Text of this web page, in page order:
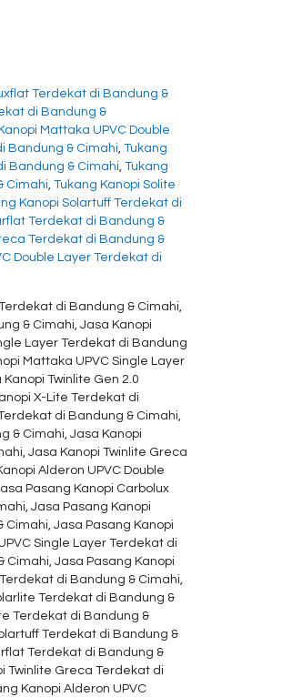
Terdekat di Bandung &
di Bandung &
Mattaka UPVC Double
Bandung & Cimahi,Tukang
Bandung & Cimahi,Tukang
Cimahi,Tukang Kanopi Solite
Kanopi Solartuff Terdekat di
Terdekat di Bandung &
Terdekat di Bandung &
Double Layer Terdekat di
di Bandung & Cimahi,
& Cimahi, Jasa Kanopi
Layer Terdekat di Bandung
Mattaka UPVC Single Layer
Twinlite Gen 2.0
X-Lite Terdekat di
di Bandung & Cimahi,
& Cimahi, Jasa Kanopi
Jasa Kanopi Twinlite Greca
Alderon UPVC Double
Pasang Kanopi Carbolux
Jasa Pasang Kanopi
Jasa Pasang Kanopi
Single Layer Terdekat di
Cimahi, Jasa Pasang Kanopi
di Bandung & Cimahi,
Terdekat di Bandung &
Terdekat di Bandung &
Terdekat di Bandung &
Terdekat di Bandung &
Twinlite Greca Terdekat di
Kanopi Alderon UPVC